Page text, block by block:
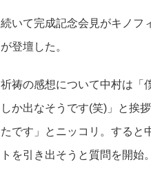
続いて完成記念会見がキノフ
が登壇した。
祈祷の感想について中村は「
しか出なそうです(笑)」と挨
たです」とニッコリ。すると
トを引き出そうと質問を開